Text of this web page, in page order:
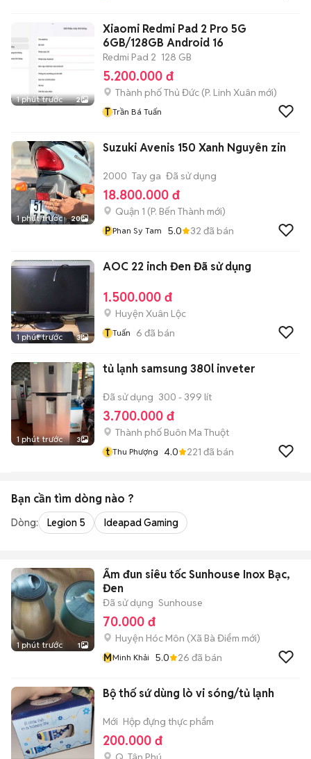
1 phút trước 2
Xiaomi Redmi Pad 2 Pro 5G
6GB/128GB Android 16
Redmi Pad 2 128 GB
5.200.000 đ
Thành phố Thủ Đức (P. Linh Xuân mới)
T Trần Bá Tuấn
1 phút trước 20
Suzuki Avenis 150 Xanh Nguyên zin
2000 Tay ga Đã sử dụng
18.800.000 đ
Quận 1 (P. Bến Thành mới)
P Phan Sy Tam 5.0 32 đã bán
1 phút trước 3
AOC 22 inch Đen Đã sử dụng
1.500.000 đ
Huyện Xuân Lộc
T Tuấn 6 đã bán
1 phút trước 3
tủ lạnh samsung 380l inveter
Đã sử dụng 300 - 399 lít
3.700.000 đ
Thành phố Buôn Ma Thuột
t Thu Phượng 4.0 221 đã bán
Bạn cần tìm dòng nào ?
Dòng: Legion 5 Ideapad Gaming
1 phút trước 1
Ấm đun siêu tốc Sunhouse Inox Bạc,
Đen
Đã sử dụng Sunhouse
70.000 đ
Huyện Hóc Môn (Xã Bà Điểm mới)
MMinh Khải 5.0 26 đã bán
Bộ thố sứ dùng lò vi sóng/tủ lạnh
Mới Hộp đựng thực phẩm
200.000 đ